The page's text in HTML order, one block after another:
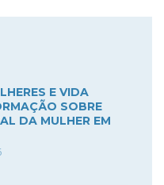
E VIDA
SOBRE
DA MULHER EM